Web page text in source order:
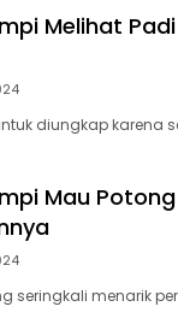
Melihat
diungkap karena
Mau
seringkali menarik